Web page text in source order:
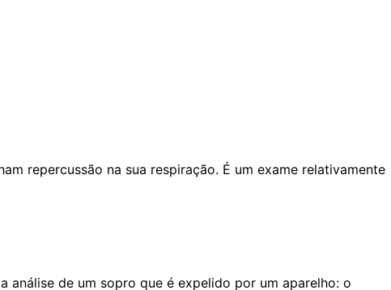
repercussão na sua respiração. É um exame relativamente
análise de um sopro que é expelido por um aparelho: o